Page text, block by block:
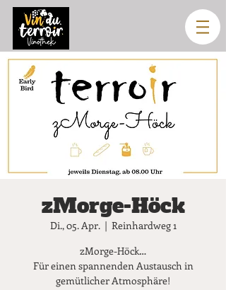
zMorge-Höck
Di., 05. Apr.
  |
Reinhardweg 1
zMorge-Höck…
Für einen spannenden Austausch in
gemütlicher Atmosphäre!